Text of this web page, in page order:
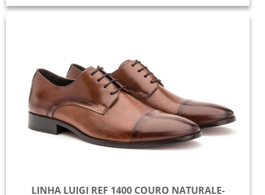
LINHA LUIGI REF 1400 COURO NATURALE-